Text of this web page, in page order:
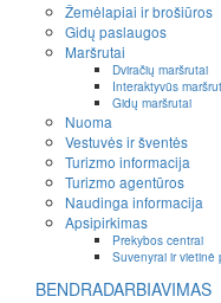
Žemėlapiai ir brošiūros
Gidų paslaugos
Maršrutai
Dviračių maršrutai
Interaktyvūs
Gidų maršrutai
Nuoma
Vestuvės ir šventės
Turizmo informacija
Turizmo agentūros
Naudinga informacija
Apsipirkimas
Prekybos centrai
Suvenyrai ir vietinė
BENDRADARBIAVIMAS